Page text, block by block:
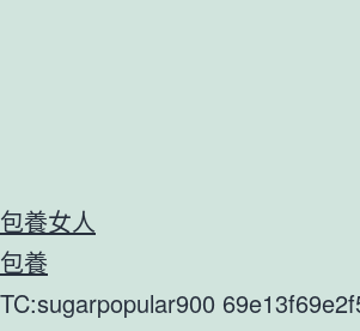
包養女人
包養
TC:sugarpopular900